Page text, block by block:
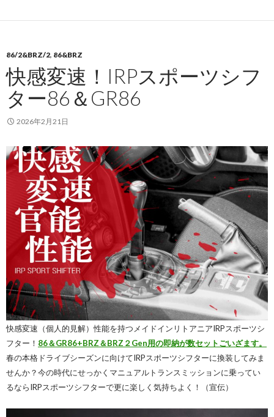
86/2&BRZ/2, 86&BRZ
快感変速！IRPスポーツシフ
ター86＆GR86
2026年2月21日
快感変速（個人的見解）性能を持つメイドインリトアニアIRPスポーツシ
フター！ 86＆GR86+BRZ＆BRZ２Gen用の即納が数セットごいざます。
春の本格ドライブシーズンに向けてIRPスポーツシフターに換装してみま
せんか？今の時代にせっかくマニュアルトランスミッションに乗ってい
るならIRPスポーツシフターで更に楽しく気持ちよく！（宣伝）